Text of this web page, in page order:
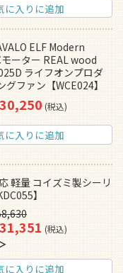
に入りに追加
ELF Modern
ーター REAL wood
ライフオンプロダ
ファン【WCE024】
30,250 税込
に入りに追加
軽量 コイズミ製シーリ
】
31,351 税込
に入りに追加